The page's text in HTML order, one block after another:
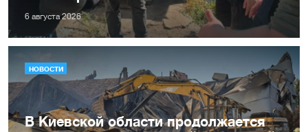
6 августа 2026
НОВОСТИ
В Киевской области продолжается